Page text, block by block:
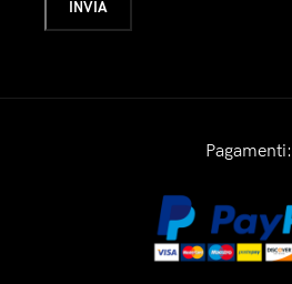
Pagamenti: